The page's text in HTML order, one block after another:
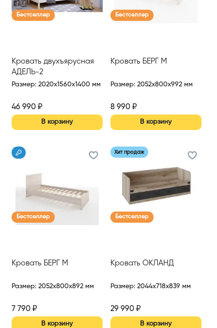
Бестселлер
Кровать двухъярусная
АДЕЛЬ-2
Размер: 2020x1560x1400 мм
46 990 ₽
В корзину
Бестселлер
Кровать БЕРГ М
Размер: 2052x800x992 мм
8 990₽
В корзину
Бестселлер
Кровать БЕРГ М
Размер: 2052x800x892 мм
7 790 ₽
В корзину
Хит продаж
Бестселлер
Кровать ОКЛАНД
Размер: 2044x718x839 мм
29 990₽
В корзину